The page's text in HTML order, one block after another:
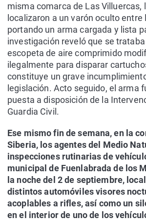
misma comarca de Las Villuercas,
localizaron a un varón oculto entre
portando un arma cargada y lista
investigación reveló que se
escopeta de aire comprimido
ilegalmente para disparar
constituye un grave
legislación. Acto seguido, el arma
puesta a disposición de la
Guardia Civil.
Ese mismo fin de semana, en la
Siberia, los agentes del Medio
inspecciones rutinarias de
municipal de Fuenlabrada de los
la noche del 2 de septiembre,
distintos automóviles visores
acoplables a rifles, así como un
en el interior de uno de los